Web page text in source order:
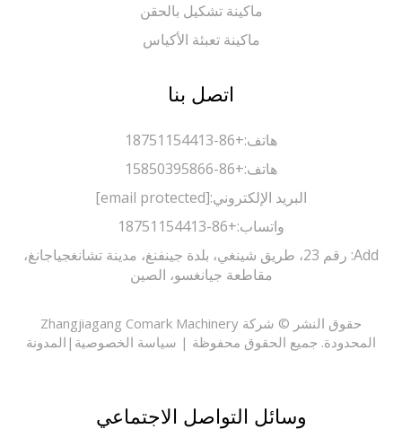
ماكينة تشكيل بالحقن
ماكينة تعبئة الأكياس
اتصل بنا
+86-18751154413
+86-15850395866
البريد الإلكتروني:[email protected]
واتساب:+86-18751154413
Add: رقم 23، طريق شينغي، بلدة جينفنغ، مدينة تشانغجياجانغ،
مقاطعة جيانغسو، الصين
حقوق النشر © شركة Zhangjiagang Comark Machinery
جميع الحقوق محفوظة |سياسة الخصوصية|المدونة
وسائل التواصل الاجتماعي